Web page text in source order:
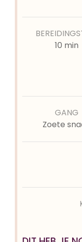
10 min
GANG
Zoete